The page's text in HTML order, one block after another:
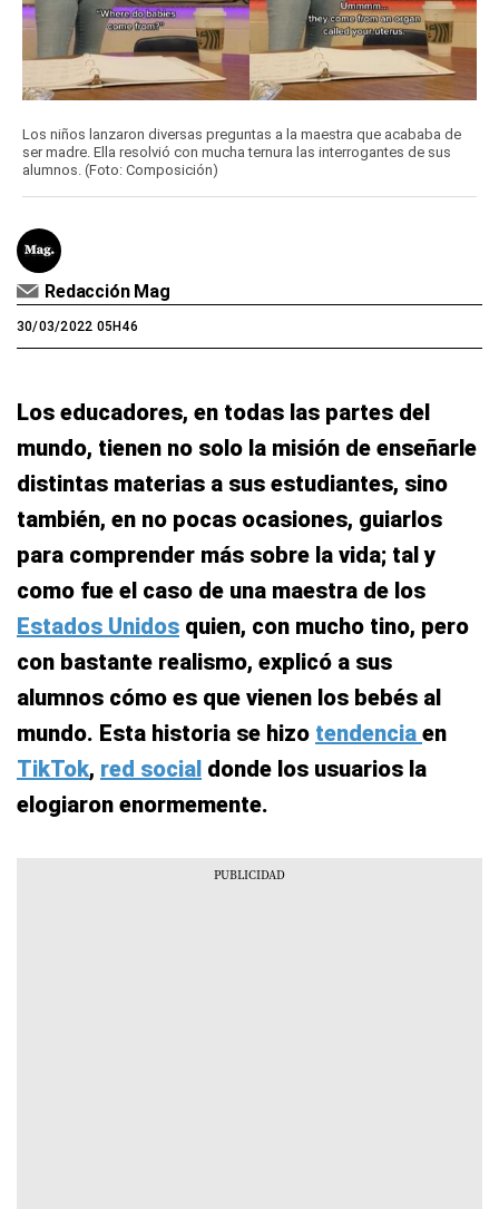
Los niños lanzaron diversas preguntas a la maestra que acababa de
ser madre. Ella resolvió con mucha ternura las interrogantes de sus
alumnos. (Foto: Composición)
Redacción Mag
30/03/2022 05H46
Los educadores, en todas las partes del
mundo, tienen no solo la misión de enseñarle
distintas materias a sus estudiantes, sino
también, en no pocas ocasiones, guiarlos
para comprender más sobre la vida; tal y
como fue el caso de una maestra de los
Estados Unidos quien, con mucho tino, pero
con bastante realismo, explicó a sus
alumnos cómo es que vienen los bebés al
mundo. Esta historia se hizo tendencia en
TikTok, red social donde los usuarios la
elogiaron enormemente.